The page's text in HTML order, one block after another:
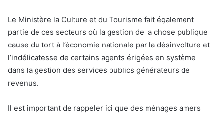
Le Ministère la Culture et du Tourisme fait également
partie de ces secteurs où la gestion de la chose publique
cause du tort à l’économie nationale par la désinvolture et
l’indélicatesse de certains agents érigées en système
dans la gestion des services publics générateurs de
revenus.
Il est important de rappeler ici que des ménages amers